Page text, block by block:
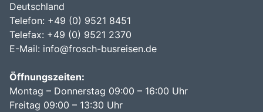
Deutschland
Telefon: +49 (0) 9521 8451
Telefax: +49 (0) 9521 2370
E-Mail: info@frosch-busreisen.de
Öffnungszeiten:
Montag – Donnerstag 09:00 – 16:00 Uhr
Freitag 09:00 – 13:30 Uhr